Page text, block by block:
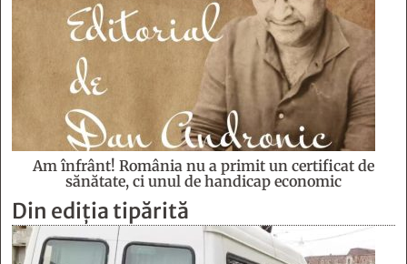
Am înfrânt! România nu a primit un certificat de
sănătate, ci unul de handicap economic
Din ediția tipărită